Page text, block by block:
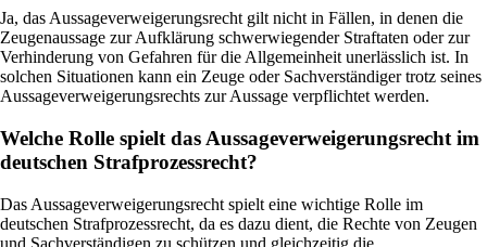
Ja, das Aussageverweigerungsrecht gilt nicht in Fällen, in denen die
Zeugenaussage zur Aufklärung schwerwiegender Straftaten oder zur
Verhinderung von Gefahren für die Allgemeinheit unerlässlich ist. In
solchen Situationen kann ein Zeuge oder Sachverständiger trotz seines
Aussageverweigerungsrechts zur Aussage verpflichtet werden.
Welche Rolle spielt das Aussageverweigerungsrecht im
deutschen Strafprozessrecht?
Das Aussageverweigerungsrecht spielt eine wichtige Rolle im
deutschen Strafprozessrecht, da es dazu dient, die Rechte von Zeugen
und Sachverständigen zu schützen und gleichzeitig die